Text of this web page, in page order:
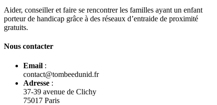
Aider, conseiller et faire se rencontrer les familles ayant un enfant
porteur de handicap grâce à des réseaux d’entraide de proximité
gratuits.
Nous contacter
Email :
contact@tombeedunid.fr
Adresse :
37-39 avenue de Clichy
75017 Paris